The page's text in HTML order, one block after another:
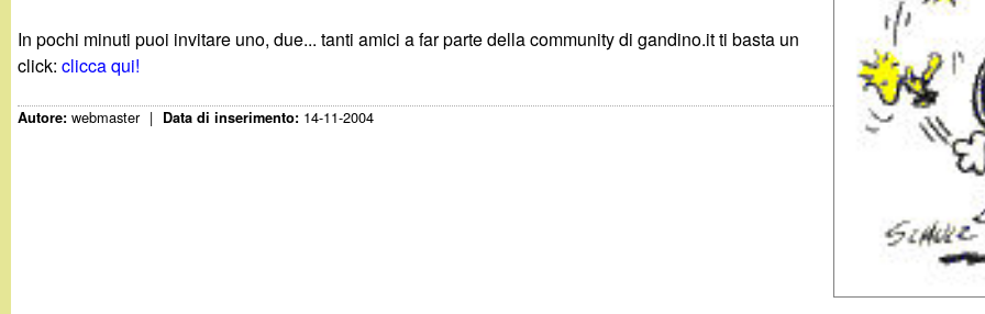
i
n
In pochi minuti puoi invitare uno, due... tanti amici a far parte della community di gandino.it ti basta un
click:clicca qui!
Autore:webmaster | Data di inserimento: 14-11-2004